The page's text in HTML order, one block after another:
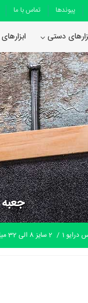
دستی
پیوندها تماس با ما
1 2 سایز 8 الی 32 میلیمتر فکوم Facom فرانسه